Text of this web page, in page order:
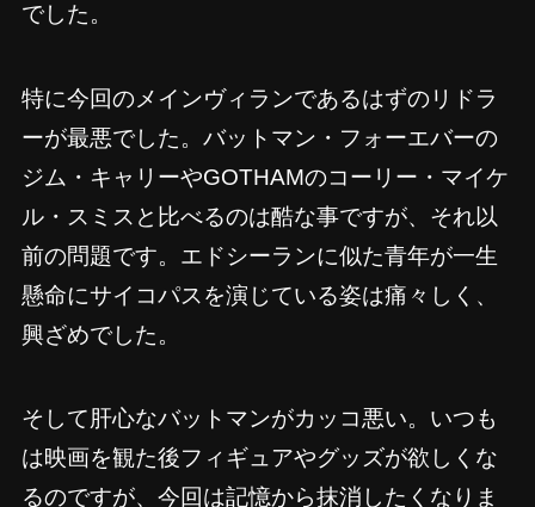
でした。
特に今回のメインヴィランであるはずのリドラ
ーが最悪でした。バットマン・フォーエバーの
ジム・キャリーやGOTHAMのコーリー・マイケ
ル・スミスと比べるのは酷な事ですが、それ以
前の問題です。エドシーランに似た青年が一生
懸命にサイコパスを演じている姿は痛々しく、
興ざめでした。
そして肝心なバットマンがカッコ悪い。いつも
は映画を観た後フィギュアやグッズが欲しくな
るのですが、今回は記憶から抹消したくなりま